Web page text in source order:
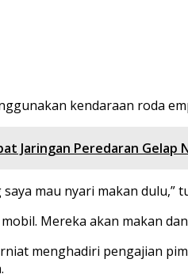
kendaraan roda
Jaringan Peredaran Gelap
mau nyari makan
Mereka akan makan
menghadiri pengajian